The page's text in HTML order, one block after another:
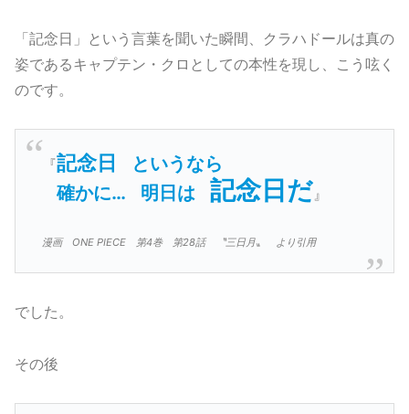
「記念日」という言葉を聞いた瞬間、クラハドールは真の
姿であるキャプテン・クロとしての本性を現し、こう呟く
のです。
『記念日
というなら
確かに…
明日は 記念日だ』
漫画 ONE PIECE 第4巻 第28話 〝三日月〟 より引用
でした。
その後